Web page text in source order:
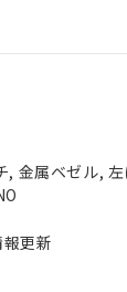
金属ベゼル,
更新